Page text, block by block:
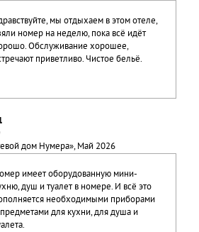
мы отдыхаем в этом отеле,
номер на неделю, пока всё идёт
Обслуживание хорошее,
приветливо. Чистое бельё.
дом Нумера», Май 2026
имеет оборудованную мини-
душ и туалет в номере. И всё это
необходимыми приборами
для кухни, для душа и